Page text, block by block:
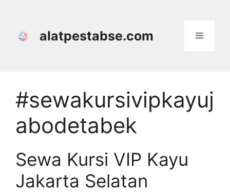
alatpestabse.com
#sewakursivipkayuj
abodetabek
Sewa Kursi VIP Kayu
Jakarta Selatan